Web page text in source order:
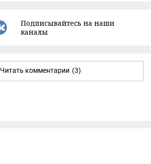
Подписывайтесь на наши
каналы
Читать комментарии (3)